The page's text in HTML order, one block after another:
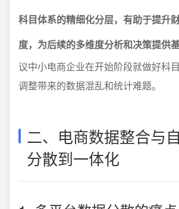
科目体系的精细化分层，有助于提升
度，为后续的多维度分析和决策提供
议中小电商企业在开始阶段就做好科
调整带来的数据混乱和统计难题。
二、电商数据整合与
分散到一体化